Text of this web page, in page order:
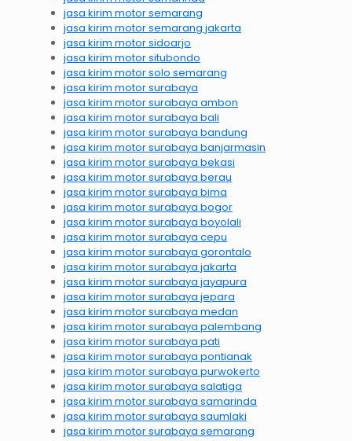
jasa kirim motor semarang
jasa kirim motor semarang jakarta
jasa kirim motor sidoarjo
jasa kirim motor situbondo
jasa kirim motor solo semarang
jasa kirim motor surabaya
jasa kirim motor surabaya ambon
jasa kirim motor surabaya bali
jasa kirim motor surabaya bandung
jasa kirim motor surabaya banjarmasin
jasa kirim motor surabaya bekasi
jasa kirim motor surabaya berau
jasa kirim motor surabaya bima
jasa kirim motor surabaya bogor
jasa kirim motor surabaya boyolali
jasa kirim motor surabaya cepu
jasa kirim motor surabaya gorontalo
jasa kirim motor surabaya jakarta
jasa kirim motor surabaya jayapura
jasa kirim motor surabaya jepara
jasa kirim motor surabaya medan
jasa kirim motor surabaya palembang
jasa kirim motor surabaya pati
jasa kirim motor surabaya pontianak
jasa kirim motor surabaya purwokerto
jasa kirim motor surabaya salatiga
jasa kirim motor surabaya samarinda
jasa kirim motor surabaya saumlaki
jasa kirim motor surabaya semarang